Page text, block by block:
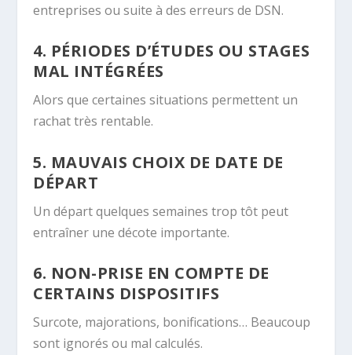
entreprises ou suite à des erreurs de DSN.
4. PÉRIODES D’ÉTUDES OU STAGES
MAL INTÉGRÉES
Alors que certaines situations permettent un
rachat très rentable.
5. MAUVAIS CHOIX DE DATE DE
DÉPART
Un départ quelques semaines trop tôt peut
entraîner une décote importante.
6. NON-PRISE EN COMPTE DE
CERTAINS DISPOSITIFS
Surcote, majorations, bonifications… Beaucoup
sont ignorés ou mal calculés.